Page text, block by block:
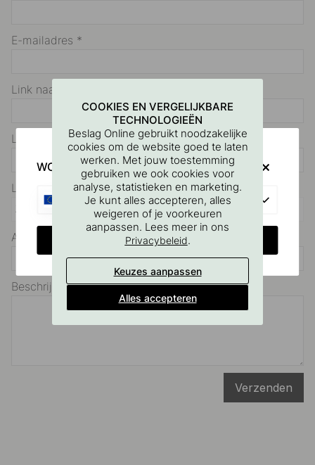
E-mailadres *
Link naar Instagram *
Link naar TikTok *
Land: *
Aantal volgers: *
Beschrijf jouw project: *
Verzenden
COOKIES EN VERGELIJKBARE
TECHNOLOGIEËN
Beslag Online gebruikt noodzakelijke
cookies om de website goed te laten
werken. Met jouw toestemming
gebruiken we ook cookies voor
analyse, statistieken en marketing.
Je kunt alles accepteren, alles
weigeren of je voorkeuren
aanpassen. Lees meer in ons
Privacybeleid.
Keuzes aanpassen
Alles accepteren
WOULD YOU RATHER VISIT?
CHANGE COUNTRY